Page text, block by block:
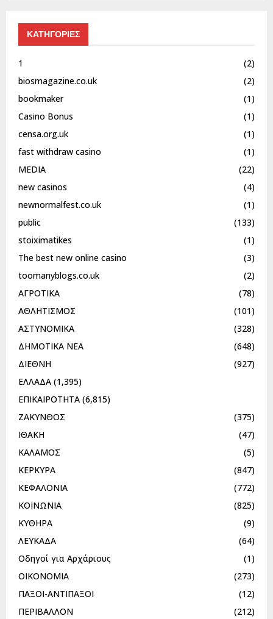
ΚΑΤΗΓΟΡΙΕΣ
1
(2)
biosmagazine.co.uk
(2)
bookmaker
(1)
Casino Bonus
(1)
censa.org.uk
(1)
fast withdraw casino
(1)
MEDIA
(22)
new casinos
(4)
newnormalfest.co.uk
(1)
public
(133)
stoiximatikes
(1)
The best new online casino
(3)
toomanyblogs.co.uk
(2)
ΑΓΡΟΤΙΚΑ
(78)
ΑΘΛΗΤΙΣΜΟΣ
(101)
ΑΣΤΥΝΟΜΙΚΑ
(328)
ΔΗΜΟΤΙΚΑ ΝΕΑ
(648)
ΔΙΕΘΝΗ
(927)
ΕΛΛΑΔΑ (1,395)
ΕΠΙΚΑΙΡΟΤΗΤΑ (6,815)
ΖΑΚΥΝΘΟΣ
(375)
ΙΘΑΚΗ
(47)
ΚΑΛΑΜΟΣ
(5)
ΚΕΡΚΥΡΑ
(847)
ΚΕΦΑΛΟΝΙΑ
(772)
ΚΟΙΝΩΝΙΑ
(825)
ΚΥΘΗΡΑ
(9)
ΛΕΥΚΑΔΑ
(64)
Οδηγοί για Αρχάριους
(1)
ΟΙΚΟΝΟΜΙΑ
(273)
ΠΑΞΟΙ-ΑΝΤΙΠΑΞΟΙ
(12)
ΠΕΡΙΒΑΛΛΟΝ
(212)